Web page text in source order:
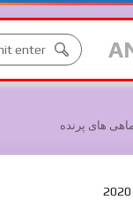
ماهی های پرنده